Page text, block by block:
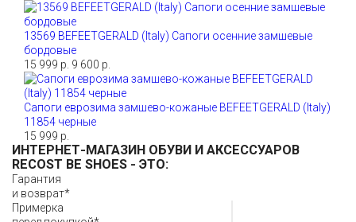
13569 BEFEETGERALD (Italy) Сапоги осенние замшевые
бордовые
15 999 р. 9 600 р.
Сапоги еврозима замшево-кожаные BEFEETGERALD (Italy)
11854 черные
15 999 р.
ИНТЕРНЕТ-МАГАЗИН ОБУВИ И АКСЕССУАРОВ
RECOST BE SHOES - ЭТО:
Гарантия
и возврат*
Примерка